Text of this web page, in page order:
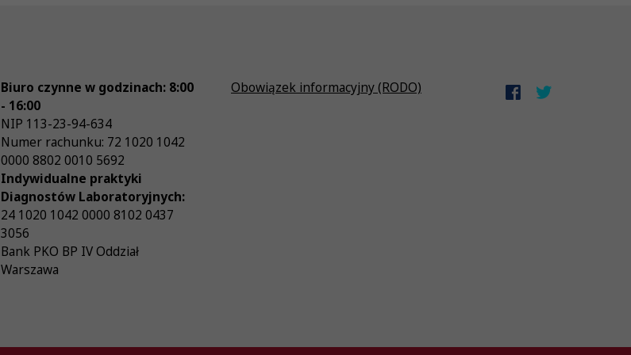
Biuro czynne w godzinach: 8:00
- 16:00
NIP 113-23-94-634
Numer rachunku: 72 1020 1042
0000 8802 0010 5692
Indywidualne praktyki
Diagnostów Laboratoryjnych:
24 1020 1042 0000 8102 0437
3056
Bank PKO BP IV Oddział
Warszawa
Obowiązek informacyjny (RODO)